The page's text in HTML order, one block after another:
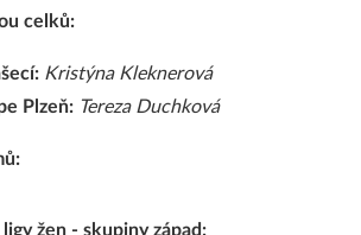
celků:
Kristýna Kleknerová
Plzeň: Tereza Duchková
žen - skupiny západ: